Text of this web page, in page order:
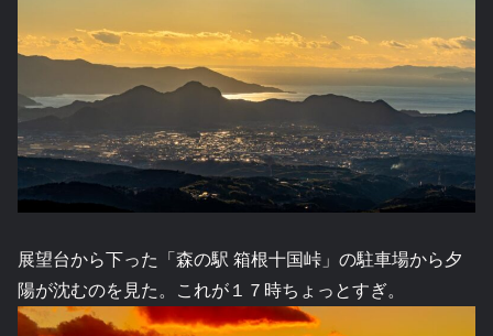
展望台から下った「森の駅 箱根十国峠」の駐車場から夕
陽が沈むのを見た。これが１７時ちょっとすぎ。